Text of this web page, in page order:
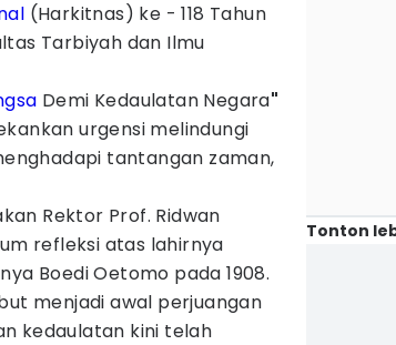
(Harkitnas) ke - 118 Tahun
Tarbiyah dan Ilmu
Demi Kedaulatan Negara"
urgensi melindungi
tantangan zaman,
Rektor Prof. Ridwan
refleksi atas lahirnya
Boedi Oetomo pada 1908.
menjadi awal perjuangan
kedaulatan kini telah
Tonton